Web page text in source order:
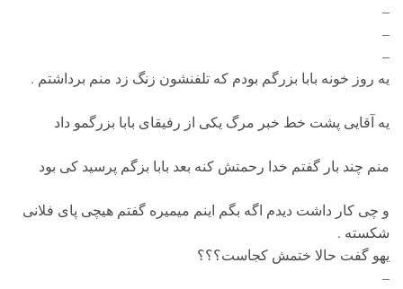
–
–
–
یه روز خونه بابا بزرگم بودم که تلفنشون زنگ زد منم برداشتم .
یه آقایی پشت خط خبر مرگ یکی از رفیقای بابا بزرگمو داد
منم چند بار گفتم خدا رحمتش کنه بعد بابا بزگم پرسید کی بود
و چی کار داشت دیدم اگه بگم اینم میمیره گفتم هیچی پای فلانی
شکسته .
یهو گفت حالا ختمش کجاست؟؟؟
–